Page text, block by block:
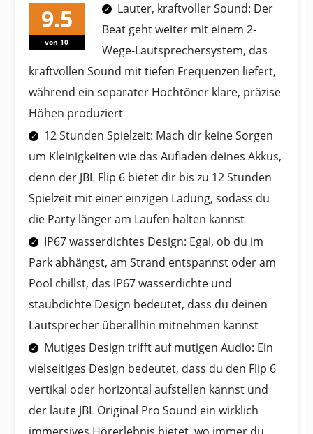
kraftvol...
von 10
Lauter, kraftvoller Sound: Der
Beat geht weiter mit einem 2-
Wege-Lautsprechersystem, das
kraftvollen Sound mit tiefen Frequenzen liefert,
während ein separater Hochtöner klare, präzise
Höhen produziert
12 Stunden Spielzeit: Mach dir keine Sorgen
um Kleinigkeiten wie das Aufladen deines Akkus,
denn der JBL Flip 6 bietet dir bis zu 12 Stunden
Spielzeit mit einer einzigen Ladung, sodass du
die Party länger am Laufen halten kannst
IP67 wasserdichtes Design: Egal, ob du im
Park abhängst, am Strand entspannst oder am
Pool chillst, das IP67 wasserdichte und
staubdichte Design bedeutet, dass du deinen
Lautsprecher überallhin mitnehmen kannst
Mutiges Design trifft auf mutigen Audio: Ein
vielseitiges Design bedeutet, dass du den Flip 6
vertikal oder horizontal aufstellen kannst und
der laute JBL Original Pro Sound ein wirklich